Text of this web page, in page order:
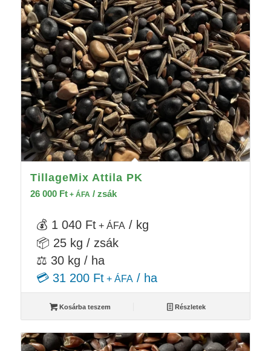
TillageMix Attila PK
26 000 Ft+ ÁFA / zsák
💰 1 040 Ft+ ÁFA / kg
📦 25 kg / zsák
⚖️ 30 kg / ha
💳 31 200 Ft+ ÁFA/ ha
Kosárba teszem Részletek